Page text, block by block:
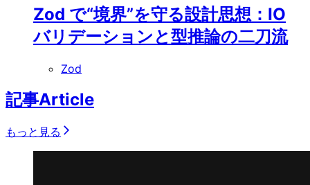
Zod で“境界”を守る設計思想：IO
バリデーションと型推論の二刀流
Zod
記事Article
もっと見る